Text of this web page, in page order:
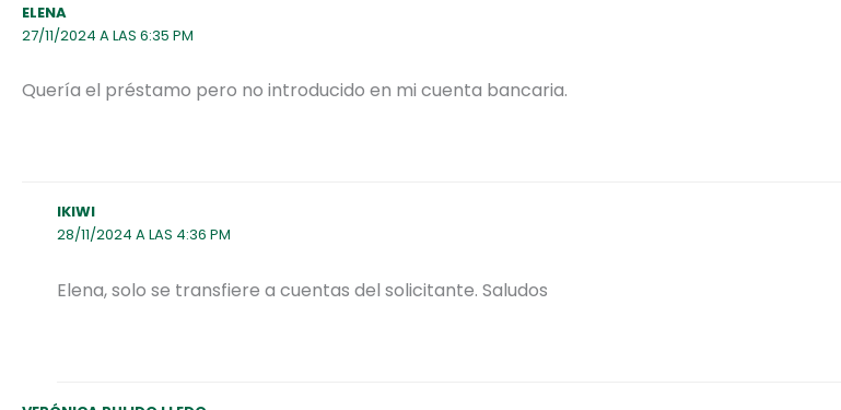
ELENA
27/11/2024 A LAS 6:35 PM
Quería el préstamo pero no introducido en mi cuenta bancaria.
IKIWI
28/11/2024 A LAS 4:36 PM
Elena, solo se transfiere a cuentas del solicitante. Saludos